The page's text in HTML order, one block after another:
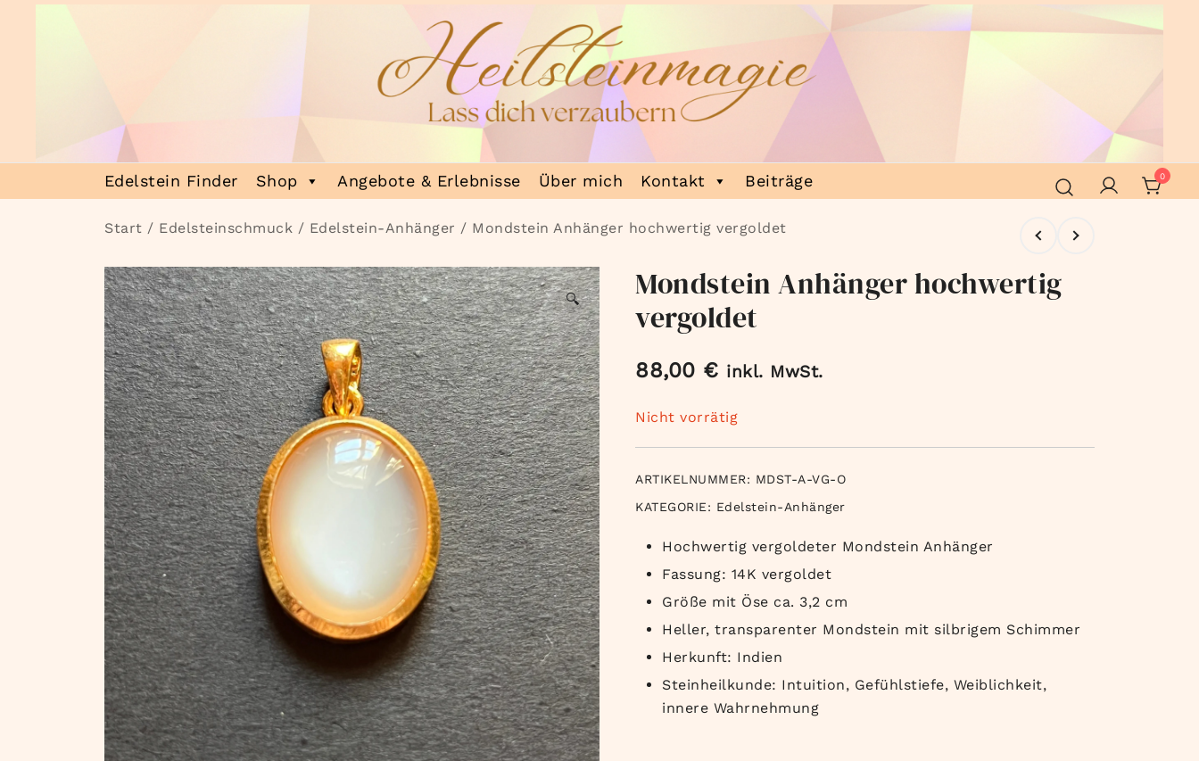
Heilsteinmagie
Lass dich verzaubern
Edelstein Finder Shop Angebote & Erlebnisse Über mich Kontakt Beiträge 0
Start / Edelsteinschmuck / Edelstein-Anhänger / Mondstein Anhänger hochwertig vergoldet
🔍
Mondstein Anhänger hochwertig
vergoldet
88,00 € inkl. MwSt.
Nicht vorrätig
ARTIKELNUMMER: MDST-A-VG-O
KATEGORIE: Edelstein-Anhänger
Hochwertig vergoldeter Mondstein Anhänger
Fassung: 14K vergoldet
Größe mit Öse ca. 3,2 cm
Heller, transparenter Mondstein mit silbrigem Schimmer
Herkunft: Indien
Steinheilkunde: Intuition, Gefühlstiefe, Weiblichkeit,
innere Wahrnehmung